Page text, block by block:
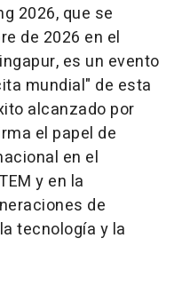
2026, que se
de 2026 en el
es un evento
mundial" de esta
alcanzado por
el papel de
en el
y en la
de
tecnología y la